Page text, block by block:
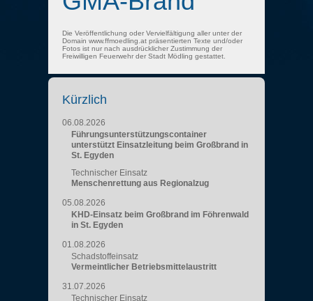
Die Veröffentlichung oder Vervielfältigung aller unter der
Domain www.ffmoedling.at präsentierten Texte und/oder
Fotos ist nur nach ausdrücklicher Zustimmung der
Freiwilligen Feuerwehr der Stadt Mödling gestattet.
Kürzlich
06.08.2026
Führungsunterstützungscontainer
unterstützt Einsatzleitung beim Großbrand in
St. Egyden
Technischer Einsatz
Menschenrettung aus Regionalzug
05.08.2026
KHD-Einsatz beim Großbrand im Föhrenwald
in St. Egyden
01.08.2026
Schadstoffeinsatz
Vermeintlicher Betriebsmittelaustritt
31.07.2026
Technischer Einsatz